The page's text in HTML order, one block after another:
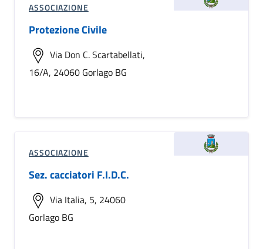
ASSOCIAZIONE
Protezione Civile
Via Don C. Scartabellati,
16/A, 24060 Gorlago BG
ASSOCIAZIONE
Sez. cacciatori F.I.D.C.
Via Italia, 5, 24060
Gorlago BG